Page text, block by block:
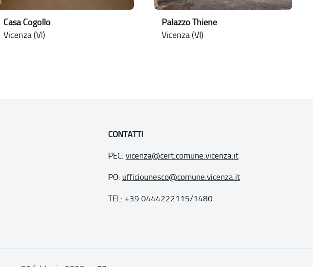
Casa Cogollo
Vicenza (VI)
Palazzo Thiene
Vicenza (VI)
CONTATTI
PEC: vicenza@cert.comune.vicenza.it
PO: ufficiounesco@comune.vicenza.it
TEL: +39 0444222115/1480